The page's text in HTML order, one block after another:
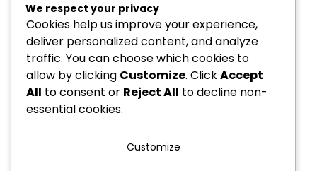
Indeks Berita
INFORMASI PERUSAHAAN
Pedoman Media Siber
Privacy Policy
We respect your privacy
Cookies help us improve your experience,
deliver personalized content, and analyze
traffic. You can choose which cookies to
allow by clicking Customize. ClickAccept
All to consent or Reject All to decline non-
essential cookies.
Customize